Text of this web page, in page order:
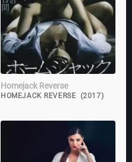
Homejack Reverse
HOMEJACK REVERSE (2017)